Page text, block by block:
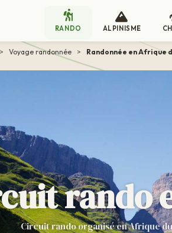
RANDO ALPINISME
> Voyage randonnée > Randonnée en Afrique
rando
Circuit rando organisé en Afrique du